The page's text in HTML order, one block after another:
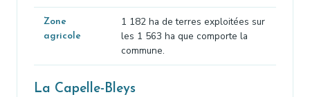
Zone
agricole
1 182 ha de terres exploitées sur
les 1 563 ha que comporte la
commune.
La Capelle-Bleys